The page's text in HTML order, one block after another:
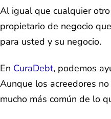
Al igual que cualquier
propietario de negocio
para usted y su negocio.
En CuraDebt, podemos
Aunque los acreedores
mucho más común de lo